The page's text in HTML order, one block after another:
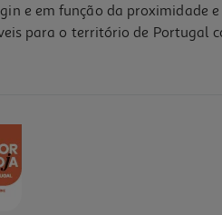
e em função da proximidade
para o território de Portugal